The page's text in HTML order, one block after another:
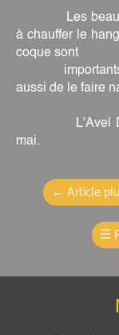
Les beaux
à chauffer le
coque sont
importants. Il
aussi de le faire
L’Avel Dro
mai.
← Article
☰